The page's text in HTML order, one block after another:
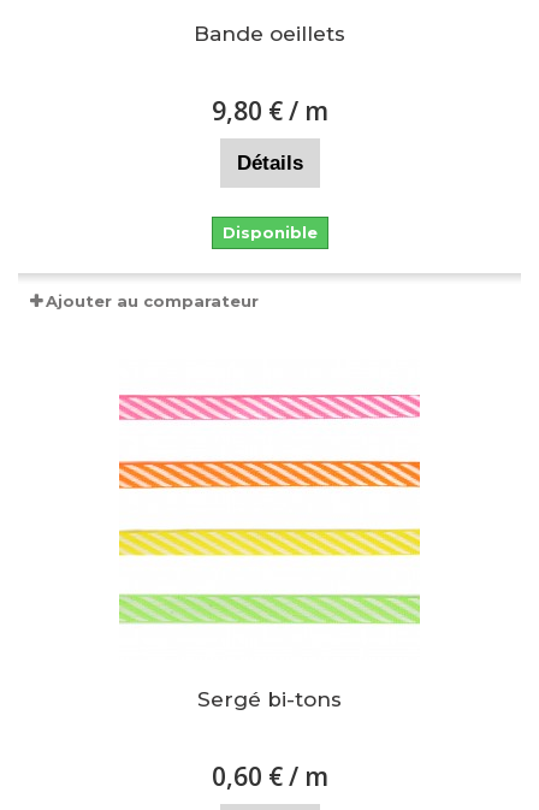
Bande oeillets
9,80 €/ m
Détails
Disponible
Ajouter au comparateur
Sergé bi-tons
0,60 €/ m